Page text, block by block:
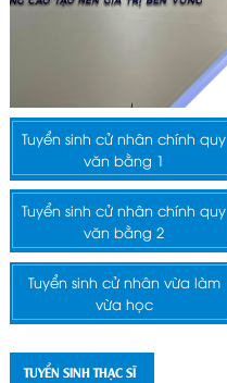
Tuyển sinh cử nhân chính quy
văn bằng 1
Tuyển sinh cử nhân chính quy
văn bằng 2
Tuyển sinh cử nhân vừa làm
vừa học
TUYỂN SINH THẠC SĨ